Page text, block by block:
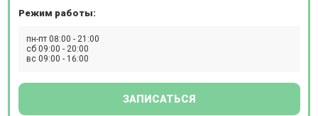
спирометрию, гистероскопию, колоноскопию, ЭФГДС,
томография выполняется на томографе GE Brivo CT385.
Обследование можно пройти с контрастированием и без
Режим работы:
пн-пт 08:00 - 21:00
сб 09:00 - 20:00
вс 09:00 - 16:00
ЗАПИСАТЬСЯ